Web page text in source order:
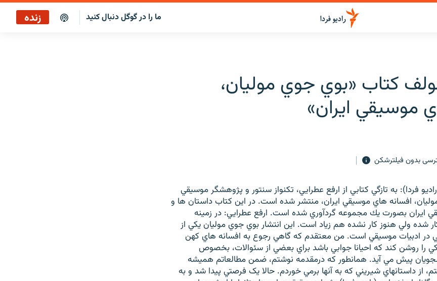
ما را در گوگل دنبال کنید زنده
كتاب «بوي جوي موليان،
موسيقي ايران»
بدون فیلترشکن
فردا): به تازگي كتابي از ارفع عطرايي، تکنواز سنتور و پژوهشگر موسيقي
افسانه هاي موسيقي ايران، منتشر شده است. در اين كتاب داستان ها و
ايران بصورت يك مجموعه گردآوري شده است. ارفع عطرايي: در زمينه
شده ولي هنوز کار نشده هم زياد است. اين انتشار بوي جوي موليان يکي از
در ادبيات موسيقي است. من معتقدم که گاهي رجوع به افسانه هاي کهن
را روشن کند که احيانا جوابي باشد براي بعضي از سئوالات، بخصوص
پيش مي آيد. همانطور که درمقدمه نوشتم، ضمن مطالعاتم هميشه
از داستانهاي شيريني که به آنها برمي خوردم. حالا يک فرصتي پيدا شد و به